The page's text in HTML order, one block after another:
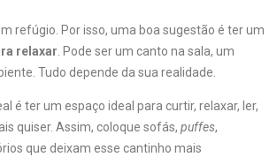
refúgio. Por isso, uma boa sugestão é ter um
relaxar . Pode ser um canto na sala, um
Tudo depende da sua realidade.
é ter um espaço ideal para curtir, relaxar, ler,
quiser. Assim, coloque sofás, puffes,
que deixam esse cantinho mais